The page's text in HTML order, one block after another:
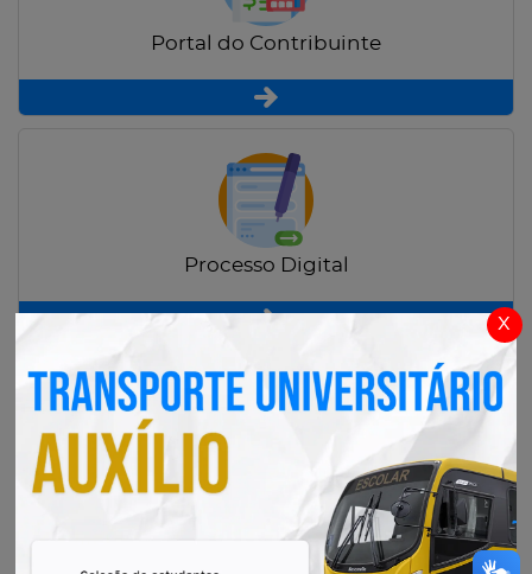
x
Portal do Contribuinte
Processo Digital
Radar Transparência Pública